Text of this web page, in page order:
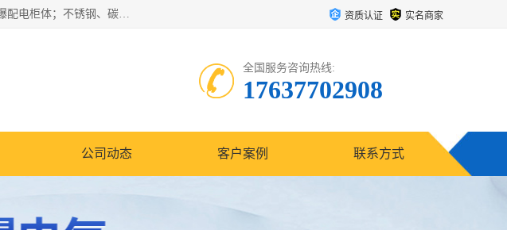
防爆正压分析小屋；不锈钢、碳钢材质防爆正压通风柜，分上下、左右、外挂三种款式；立式、挂式防爆配电柜体；不锈钢、碳钢防爆变频、磁力、星三角启动器；不锈钢、碳钢、铸铝防爆控制箱柜；可操作按键、多块式防爆仪表箱；多材质防爆接线箱；台式防爆电脑、防爆监视器。产品适配石油、化工、煤炭、电力、纺织、酿酒、航天、铁路、冶金、船舶、消防、市政等多行业工况使用。 资质认证 实名商家
全国服务咨询热线:
17637702908
公司动态 客户案例 联系方式